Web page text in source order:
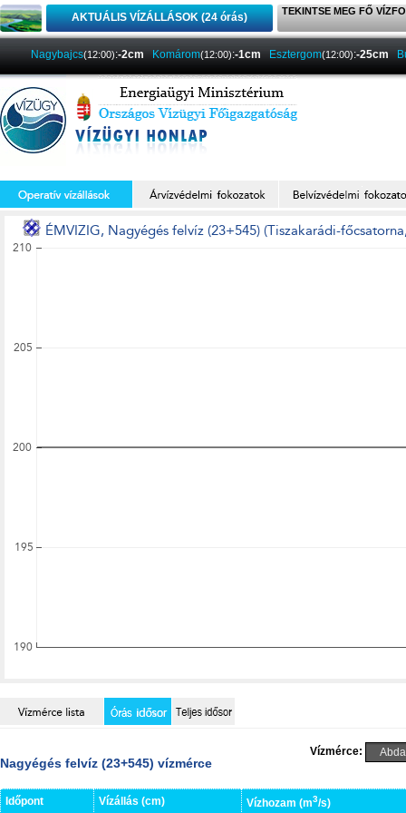
AKTUÁLIS VÍZÁLLÁSOK (24 órás) TEKINTSE MEG FŐ
Nagybajcs(12:00):-2cm Komárom(12:00):-1cm Esztergom(12:00):-25cm
Vízmérce:
Nagyégés felvíz (23+545) vízmérce
Időpont Vízállás (cm) Vízhozam (m3/s)